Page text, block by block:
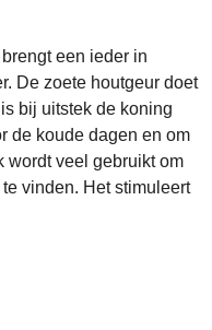
een ieder in
De zoete houtgeur doet
bij uitstek de koning
de koude dagen en om
wordt veel gebruikt om
vinden. Het stimuleert